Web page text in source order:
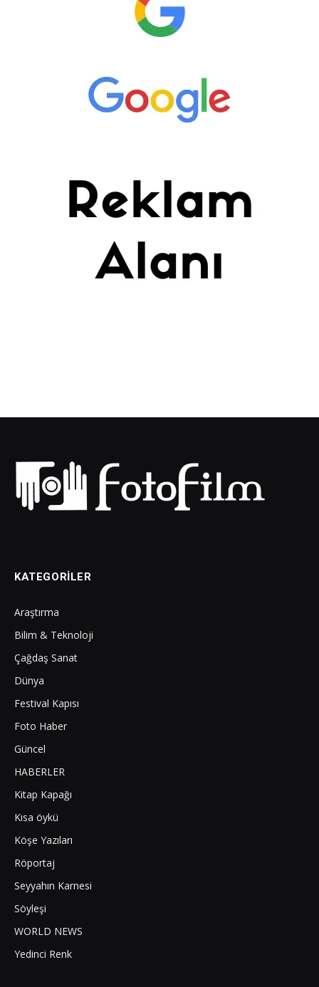
KATEGORILER
Araştırma
Bilim & Teknoloji
Çağdaş Sanat
Dünya
Festival Kapısı
Foto Haber
Güncel
HABERLER
Kitap Kapağı
Kısa öykü
Köşe Yazıları
Röportaj
Seyyahın Karnesi
Söyleşi
WORLD NEWS
Yedinci Renk